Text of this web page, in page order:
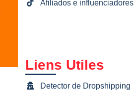
Afiliados e influenciadores
Liens Utiles
Detector de Dropshipping